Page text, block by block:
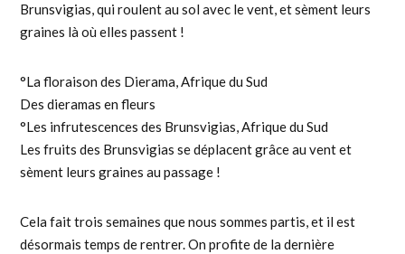
Brunsvigias, qui roulent au sol avec le vent, et sèment leurs
graines là où elles passent !
°La floraison des Dierama, Afrique du Sud
Des dieramas en fleurs
°Les infrutescences des Brunsvigias, Afrique du Sud
Les fruits des Brunsvigias se déplacent grâce au vent et
sèment leurs graines au passage !
Cela fait trois semaines que nous sommes partis, et il est
désormais temps de rentrer. On profite de la dernière